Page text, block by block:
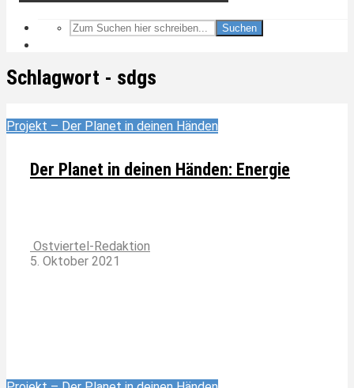
Suchen
Schlagwort - sdgs
Projekt – Der Planet in deinen Händen
Der Planet in deinen Händen: Energie
Ostviertel-Redaktion
5. Oktober 2021